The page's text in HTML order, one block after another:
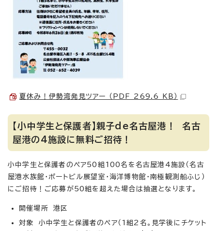
夏休み！伊勢湾発見ツアー （PDF 269.6 KB）
【小中学生と保護者】親子de名古屋港！ 名古
屋港の4施設に無料ご招待！
小中学生と保護者のペア50組100名を名古屋港4施設（名古
屋港水族館・ポートビル展望室・海洋博物館・南極観測船ふじ）
にご招待！ご応募が50組を超えた場合は抽選となります。
開催場所 港区
対象 小中学生と保護者のペア（1組2名。見学後にチケット